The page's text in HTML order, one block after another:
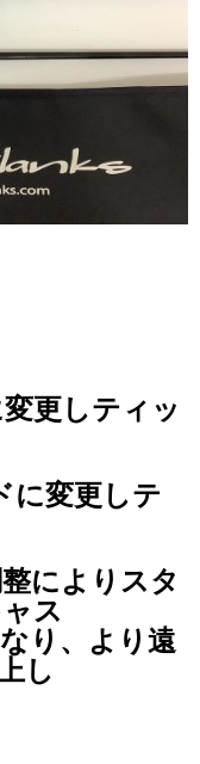
更しティッ
に変更しテ
によりスタ
ス
り、より遠
し